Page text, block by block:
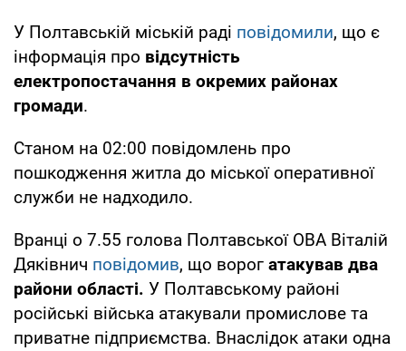
У Полтавській міській раді повідомили, що є
інформація про відсутність
електропостачання в окремих районах
громади.
Станом на 02:00 повідомлень про
пошкодження житла до міської оперативної
служби не надходило.
Вранці о 7.55 голова Полтавської ОВА Віталій
Дяківнич повідомив, що ворог атакував два
райони області. У Полтавському районі
російські війська атакували промислове та
приватне підприємства. Внаслідок атаки одна